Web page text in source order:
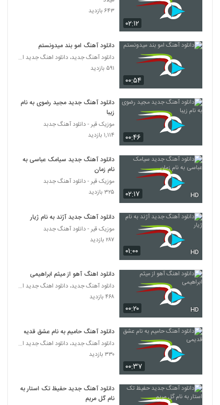
Masoud Malmir Baron
آهنگ محمدرضا فروتن بنام اینستاگرام
دانلود آهنگ جدید و زیبای مجید ماندگاری با
نام سوژه
۲۲۳ بازدید
دانلود آهنگ فرجام اوج عشقی (Farjam
Owje Eshghi)
۲۶۱ بازدید
علیرضا امیرحسینی آهنگ هیچوقت منو ندید
5260
دانلود آهنگ جدید و زیبای امین اسدی با نام
۲۵۴ بازدید
5261
دانلود آهنگ مدارا از امید قربانی
۲۴۱ بازدید
دانلود آهنگ آصف آریا نرو (Asef Aria
5263
پدرام پالیز آهنگ تقویم شمسی
موزیک زیبای علی کوچولو از علیرضا جی جی
۲۹۶ بازدید
دانلود آهنگ حمید امیدوار عشق پنهون
۰۲:۱۲
۶۴۳ بازدید
۰۰:۵۴
دانلود آهنگ امو بند میدونستم
دانلود آهنگ جدید، دانلود اهنگ جدید ایرانی
۵۹۱ بازدید
۰۰:۴۶
دانلود آهنگ جدید مجید رضوی به نام
زیبا
موزیک قیر - دانلود آهنگ جدبد
۱,۱۱۴ بازدید
۰۲:۱۷ HD
دانلود آهنگ جدید سیامک عباسی به
نام زمان
موزیک قیر - دانلود آهنگ جدبد
۳۲۵ بازدید
۰۱:۰۰ HD
دانلود آهنگ جدید آژند به نام ژیار
موزیک قیر - دانلود آهنگ جدبد
۲۸۷ بازدید
۰۰:۲۰ HD
دانلود اهنگ آهو از میثم ابراهیمی
دانلود آهنگ جدید، دانلود اهنگ جدید ایرانی
۴۶۸ بازدید
۰۰:۳۷
دانلود آهنگ حامیم به نام عشق قدیمی
دانلود آهنگ جدید، دانلود اهنگ جدید ایرانی
۳۳۰ بازدید
دانلود آهنگ جدید حفیظ تک استار به
نام گل مریم